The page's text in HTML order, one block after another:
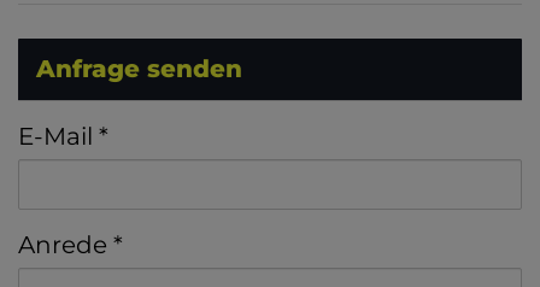
Anfrage senden
E-Mail
Anrede